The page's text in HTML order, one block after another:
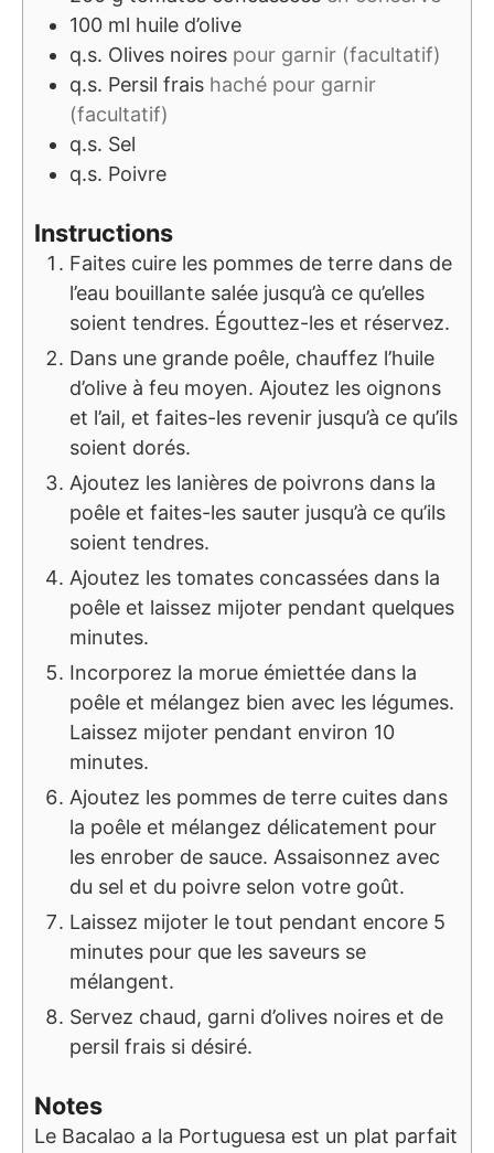
100 ml huile d’olive
q.s. Olives noires pour garnir (facultatif)
q.s. Persil frais haché pour garnir
(facultatif)
q.s. Sel
q.s. Poivre
Instructions
Faites cuire les pommes de terre dans de
l’eau bouillante salée jusqu’à ce qu’elles
soient tendres. Égouttez-les et réservez.
Dans une grande poêle, chauffez l’huile
d’olive à feu moyen. Ajoutez les oignons
et l’ail, et faites-les revenir jusqu’à ce qu’ils
soient dorés.
Ajoutez les lanières de poivrons dans la
poêle et faites-les sauter jusqu’à ce qu’ils
soient tendres.
Ajoutez les tomates concassées dans la
poêle et laissez mijoter pendant quelques
minutes.
Incorporez la morue émiettée dans la
poêle et mélangez bien avec les légumes.
Laissez mijoter pendant environ 10
minutes.
Ajoutez les pommes de terre cuites dans
la poêle et mélangez délicatement pour
les enrober de sauce. Assaisonnez avec
du sel et du poivre selon votre goût.
Laissez mijoter le tout pendant encore 5
minutes pour que les saveurs se
mélangent.
Servez chaud, garni d’olives noires et de
persil frais si désiré.
Notes
Le Bacalao a la Portuguesa est un plat parfait